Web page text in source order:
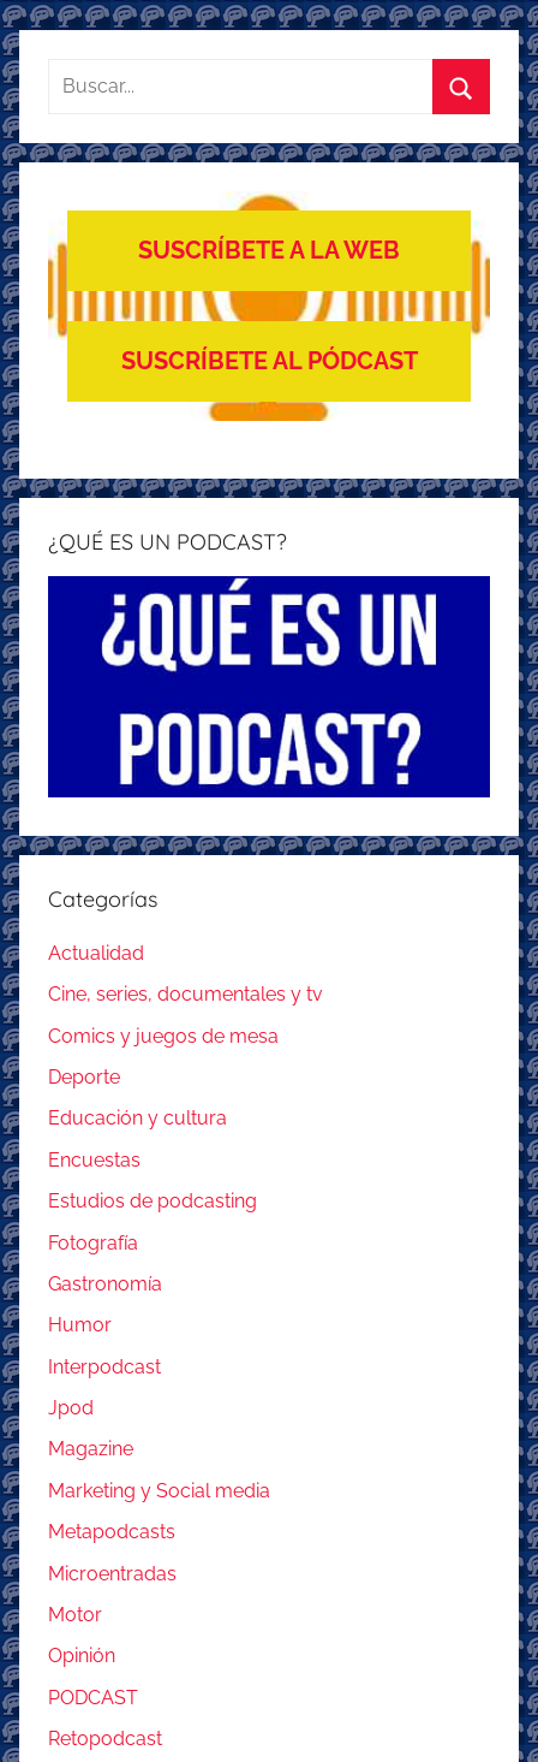
Buscar:
Buscar
SUSCRÍBETE A LA WEB
SUSCRÍBETE AL PÓDCAST
¿QUÉ ES UN PODCAST?
Categorías
Actualidad
Cine, series, documentales y tv
Comics y juegos de mesa
Deporte
Educación y cultura
Encuestas
Estudios de podcasting
Fotografía
Gastronomía
Humor
Interpodcast
Jpod
Magazine
Marketing y Social media
Metapodcasts
Microentradas
Motor
Opinión
PODCAST
Retopodcast